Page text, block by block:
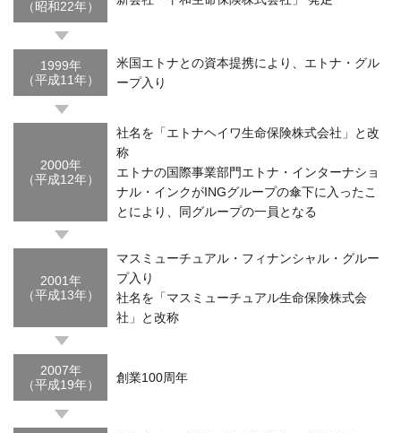
（昭和22年）
1999年
（平成11年）
米国エトナとの資本提携により、エトナ・グル
ープ入り
2000年
（平成12年）
社名を「エトナヘイワ生命保険株式会社」と改
称
エトナの国際事業部門エトナ・インターナショ
ナル・インクがINGグループの傘下に入ったこ
とにより、同グループの一員となる
2001年
（平成13年）
マスミューチュアル・フィナンシャル・グルー
プ入り
社名を「マスミューチュアル生命保険株式会
社」と改称
2007年
（平成19年）
創業100周年